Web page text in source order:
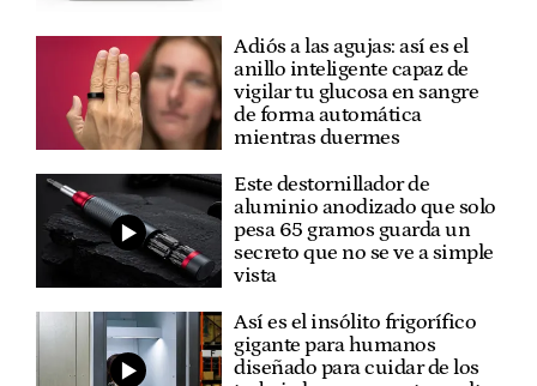
Adiós a las agujas: así es el
anillo inteligente capaz de
vigilar tu glucosa en sangre
de forma automática
mientras duermes
Este destornillador de
aluminio anodizado que solo
pesa 65 gramos guarda un
secreto que no se ve a simple
vista
Así es el insólito frigorífico
gigante para humanos
diseñado para cuidar de los